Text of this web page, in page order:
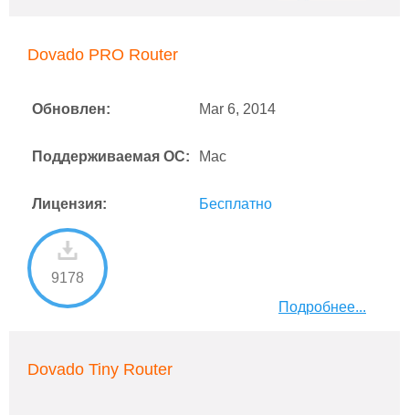
Dovado PRO Router
Обновлен: Mar 6, 2014
Поддерживаемая ОС: Mac
Лицензия: Бесплатно
9178
Подробнее...
Dovado Tiny Router